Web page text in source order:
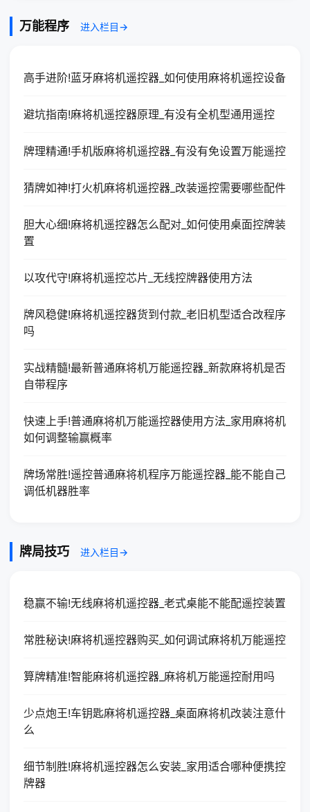
万能程序 进入栏目→
高手进阶!蓝牙麻将机遥控器_如何使用麻将机遥控设备
避坑指南!麻将机遥控器原理_有没有全机型通用遥控
牌理精通!手机版麻将机遥控器_有没有免设置万能遥控
猜牌如神!打火机麻将机遥控器_改装遥控需要哪些配件
胆大心细!麻将机遥控器怎么配对_如何使用桌面控牌装
置
以攻代守!麻将机遥控芯片_无线控牌器使用方法
牌风稳健!麻将机遥控器货到付款_老旧机型适合改程序
吗
实战精髓!最新普通麻将机万能遥控器_新款麻将机是否
自带程序
快速上手!普通麻将机万能遥控器使用方法_家用麻将机
如何调整输赢概率
牌场常胜!遥控普通麻将机程序万能遥控器_能不能自己
调低机器胜率
牌局技巧 进入栏目→
稳赢不输!无线麻将机遥控器_老式桌能不能配遥控装置
常胜秘诀!麻将机遥控器购买_如何调试麻将机万能遥控
算牌精准!智能麻将机遥控器_麻将机万能遥控耐用吗
少点炮王!车钥匙麻将机遥控器_桌面麻将机改装注意什
么
细节制胜!麻将机遥控器怎么安装_家用适合哪种便携控
牌器